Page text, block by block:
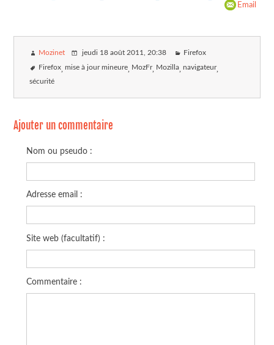
Email
Mozinet jeudi 18 août 2011 , 20:38 Firefox
Firefox mise à jour mineure MozFr Mozilla navigateur
sécurité
Ajouter un commentaire
Nom ou pseudo :
Adresse email :
Site web (facultatif) :
Commentaire :